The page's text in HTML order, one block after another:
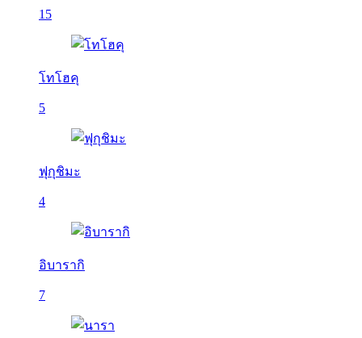
15
โทโฮคุ
5
ฟุกุชิมะ
4
อิบารากิ
7